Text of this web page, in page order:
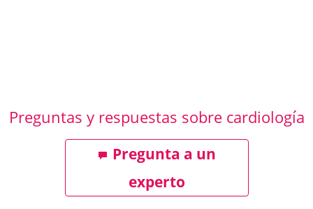
Preguntas y respuestas sobre cardiología
Pregunta a un
experto